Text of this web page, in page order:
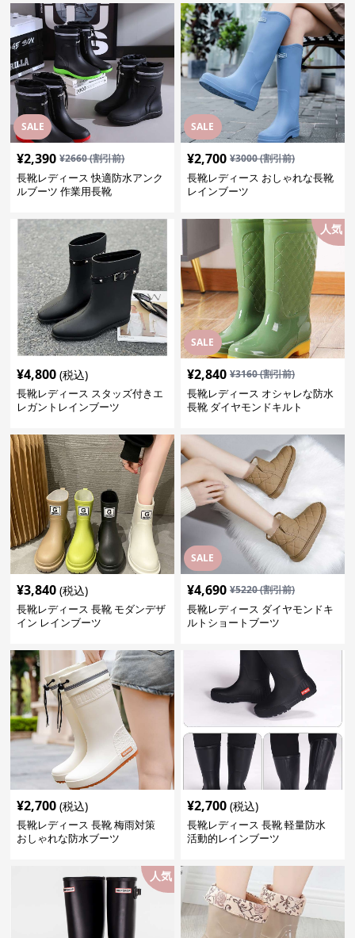
SALE
¥2,390 ¥2660(割引前)
長靴レディース 快適防水アンク
ルブーツ 作業用長靴
SALE
¥2,700 ¥3000(割引前)
長靴レディース おしゃれな長靴
レインブーツ
¥4,800 (税込)
長靴レディース スタッズ付きエ
レガントレインブーツ
SALE
人気
¥2,840 ¥3160(割引前)
長靴レディース オシャレな防水
長靴 ダイヤモンドキルト
¥3,840 (税込)
長靴レディース 長靴 モダンデザ
イン レインブーツ
SALE
¥4,690 ¥5220(割引前)
長靴レディース ダイヤモンドキ
ルトショートブーツ
¥2,700 (税込)
長靴レディース 長靴 梅雨対策
おしゃれな防水ブーツ
¥2,700 (税込)
長靴レディース 長靴 軽量防水
活動的レインブーツ
人気